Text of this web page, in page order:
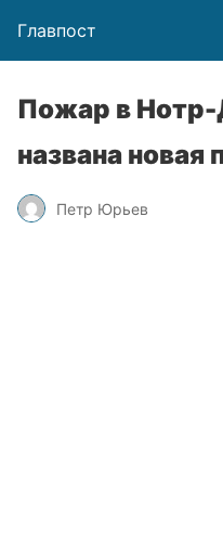
Главпост
Пожар в
названа новая
Петр Юрьев